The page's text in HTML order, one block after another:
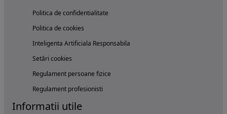
Politica de confidentialitate
Politica de cookies
Inteligenta Artificiala Responsabila
Setări cookies
Regulament persoane fizice
Regulament profesionisti
Informatii utile